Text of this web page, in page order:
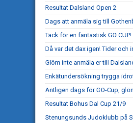
Resultat Dalsland Open 2
Dags att anmäla sig till
Tack för en fantastisk GO CUP!
Då var det dax igen! Tider och
Glöm inte anmäla er till
Enkätundersökning trygga
Äntligen dags för GO-Cup,
Resultat Bohus Dal Cup 21/9
Stenungsunds Judoklubb på